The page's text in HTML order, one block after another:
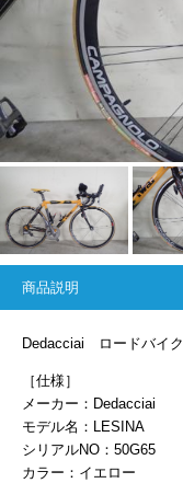
商品説明
Dedacciai ロードバイ
［仕様］
メーカー：Dedacciai
モデル名：LESINA
シリアルNO：50G65
カラー：イエロー